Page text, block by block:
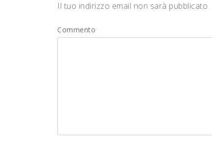
Il tuo indirizzo email non sarà pubblicato.
Commento